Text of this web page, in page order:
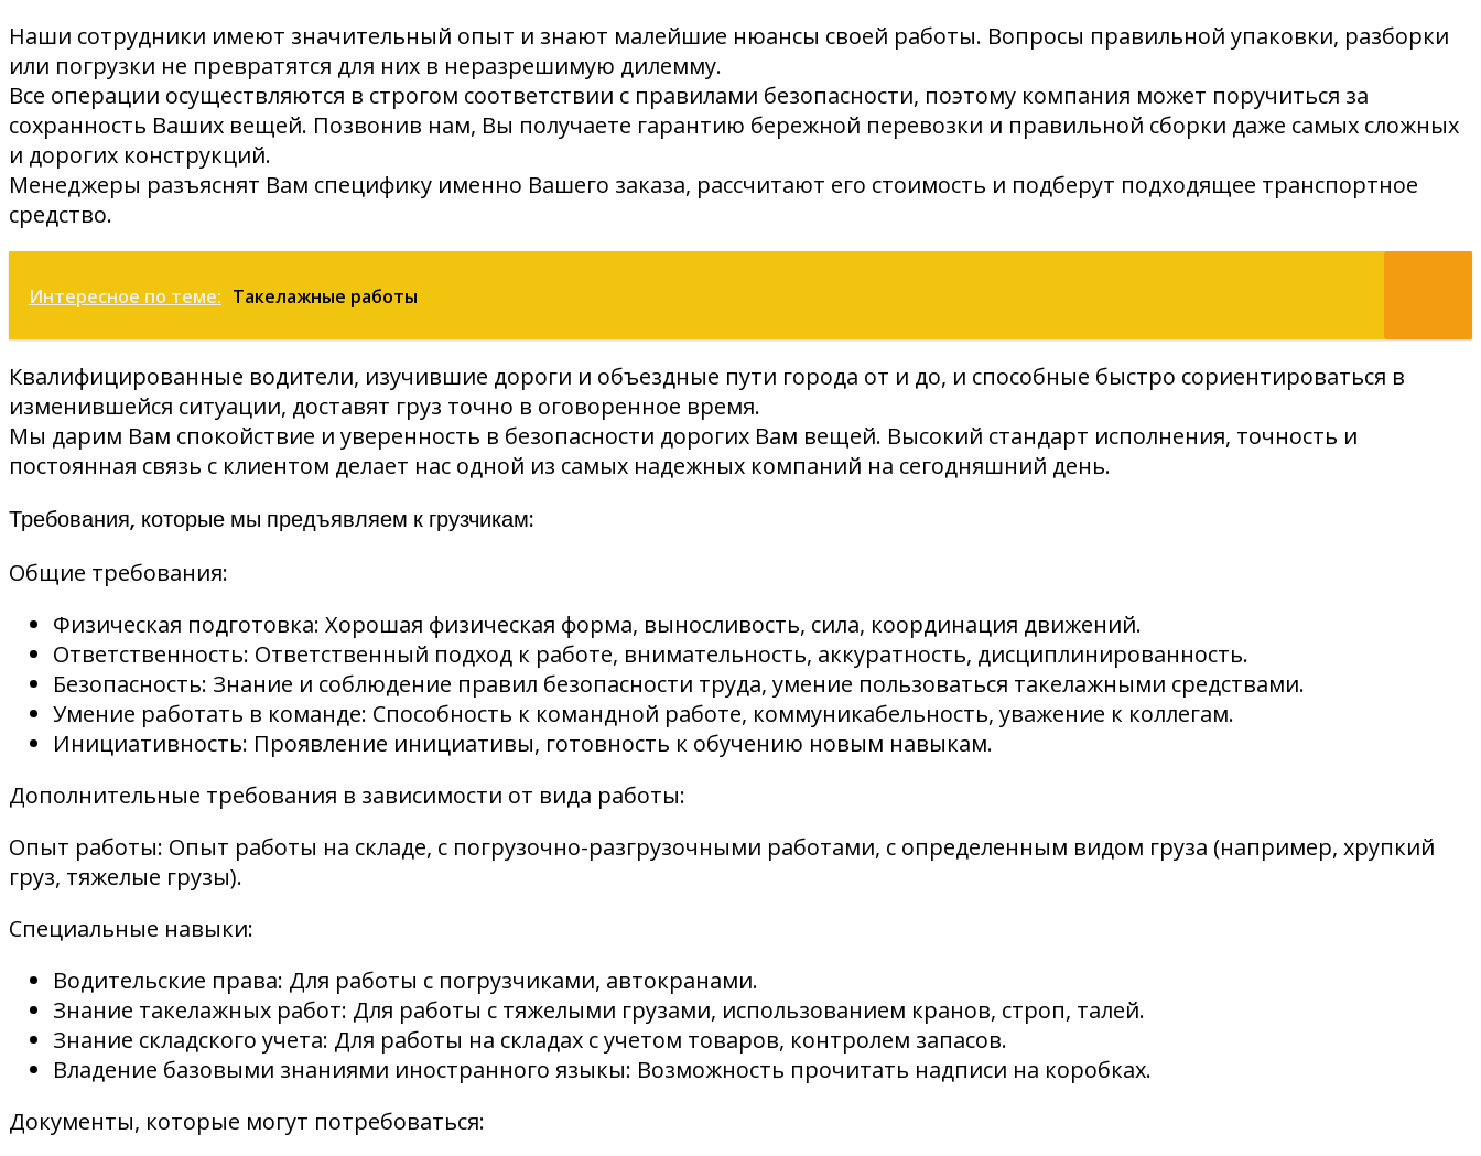
Наши сотрудники имеют значительный опыт и знают малейшие нюансы своей работы. Вопросы правильной упаковки, разборки
или погрузки не превратятся для них в неразрешимую дилемму.
Все операции осуществляются в строгом соответствии с правилами безопасности, поэтому компания может поручиться за
сохранность Ваших вещей. Позвонив нам, Вы получаете гарантию бережной перевозки и правильной сборки даже самых сложных
и дорогих конструкций.
Менеджеры разъяснят Вам специфику именно Вашего заказа, рассчитают его стоимость и подберут подходящее транспортное
средство.
Интересное по теме: Такелажные работы
Квалифицированные водители, изучившие дороги и объездные пути города от и до, и способные быстро сориентироваться в
изменившейся ситуации, доставят груз точно в оговоренное время.
Мы дарим Вам спокойствие и уверенность в безопасности дорогих Вам вещей. Высокий стандарт исполнения, точность и
постоянная связь с клиентом делает нас одной из самых надежных компаний на сегодняшний день.
Требования, которые мы предъявляем к грузчикам:
Общие требования:
Физическая подготовка: Хорошая физическая форма, выносливость, сила, координация движений.
Ответственность: Ответственный подход к работе, внимательность, аккуратность, дисциплинированность.
Безопасность: Знание и соблюдение правил безопасности труда, умение пользоваться такелажными средствами.
Умение работать в команде: Способность к командной работе, коммуникабельность, уважение к коллегам.
Инициативность: Проявление инициативы, готовность к обучению новым навыкам.
Дополнительные требования в зависимости от вида работы:
Опыт работы: Опыт работы на складе, с погрузочно-разгрузочными работами, с определенным видом груза (например, хрупкий
груз, тяжелые грузы).
Специальные навыки:
Водительские права: Для работы с погрузчиками, автокранами.
Знание такелажных работ: Для работы с тяжелыми грузами, использованием кранов, строп, талей.
Знание складского учета: Для работы на складах с учетом товаров, контролем запасов.
Владение базовыми знаниями иностранного языкы: Возможность прочитать надписи на коробках.
Документы, которые могут потребоваться: